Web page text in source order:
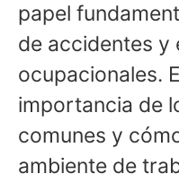
papel
de accidentes y
ocupacionales.
importancia de
comunes y
ambiente de